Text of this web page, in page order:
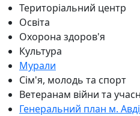
Територіальний центр
Освіта
Охорона здоров'я
Культура
Мурали
Сім'я, молодь та спорт
Ветеранам війни та
Генеральний план м.